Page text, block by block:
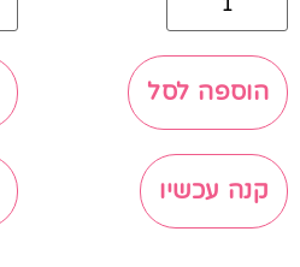
הוספה לסל
קנה עכשיו